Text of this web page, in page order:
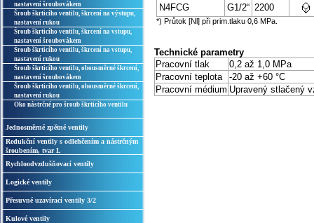
nastavení šroubovákem
Šroub škrticího ventilu, škrcení na výstupu,
nastavení rukou
Šroub škrticího ventilu, škrcení na vstupu,
nastavení šroubovákem
Šroub škrticího ventilu, škrcení na vstupu,
nastavení rukou
Šroub škrticího ventilu, obousměrné škrcení,
nastavení šroubovákem
Šroub škrticího ventilu, obousměrné škrcení,
nastavení rukou
Oko nástrčné pro šroub škrticího ventilu
Jednosměrné zpětné ventily
Redukční ventily s odlehčením a nástrčným
šroubením, tvar L
Rychloodvzdušňovací ventily
Logické ventily
Přesuvné uzavírací ventily 3/2
Kulové ventily
*) Průtok [Nl] při prim.tlaku 0,6 MPa.
N4FCG
G1/2“ 2200
Technické parametry
Pracovní tlak
0,2 až 1,0 MPa
Pracovní teplota
-20 až +60 °C
Pracovní médium Upravený stlačený